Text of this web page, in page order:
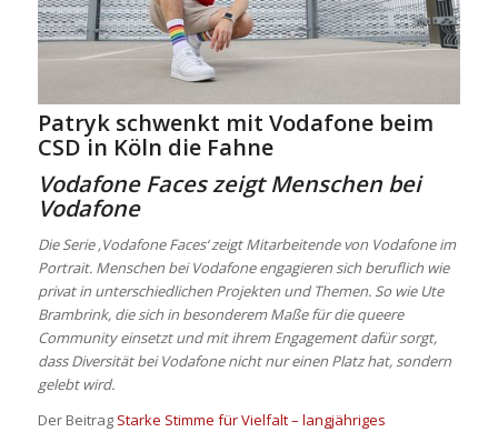
Patryk schwenkt mit Vodafone beim
CSD in Köln die Fahne
Vodafone Faces zeigt Menschen bei
Vodafone
Die Serie ‚Vodafone Faces‘ zeigt Mitarbeitende von Vodafone im
Portrait. Menschen bei Vodafone engagieren sich beruflich wie
privat in unterschiedlichen Projekten und Themen. So wie Ute
Brambrink, die sich in besonderem Maße für die queere
Community einsetzt und mit ihrem Engagement dafür sorgt,
dass Diversität bei Vodafone nicht nur einen Platz hat, sondern
gelebt wird.
Der Beitrag Starke Stimme für Vielfalt – langjähriges